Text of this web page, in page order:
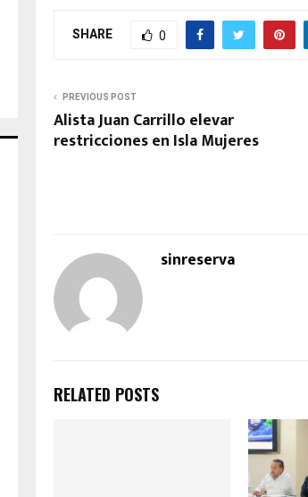
SHARE 0
PREVIOUS POST
Alista Juan Carrillo elevar
restricciones en Isla Mujeres
sinreserva
RELATED POSTS